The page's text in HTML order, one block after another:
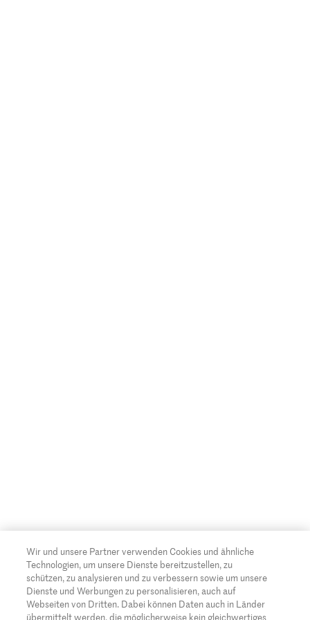
Wir und unsere Partner verwenden Cookies und ähnliche
Technologien, um unsere Dienste bereitzustellen, zu
schützen, zu analysieren und zu verbessern sowie um unsere
Dienste und Werbungen zu personalisieren, auch auf
Webseiten von Dritten. Dabei können Daten auch in Länder
übermittelt werden, die möglicherweise kein gleichwertiges